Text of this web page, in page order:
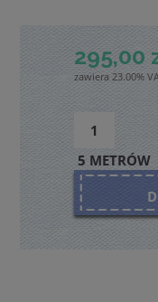
295,00
zawiera 23.00%
5 METRÓW